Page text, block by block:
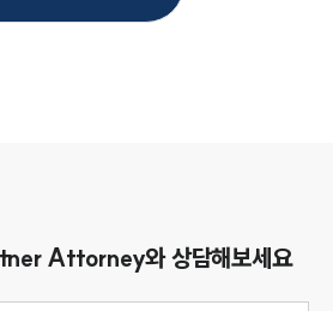
법률상담예약
Attorney와 상담해보세요